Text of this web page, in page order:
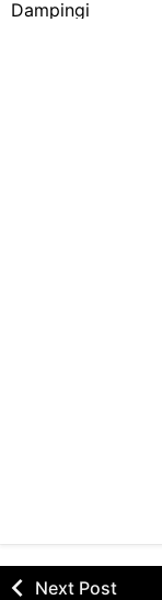
Next Post